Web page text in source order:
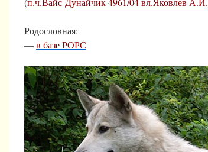
Родословная:
—в базе РОРС